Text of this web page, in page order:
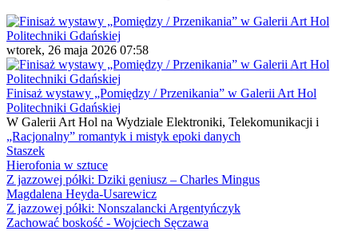
wtorek, 26 maja 2026 07:58
Finisaż wystawy „Pomiędzy / Przenikania” w Galerii Art Hol
Politechniki Gdańskiej
W Galerii Art Hol na Wydziale Elektroniki, Telekomunikacji i
„Racjonalny” romantyk i mistyk epoki danych
Staszek
Hierofonia w sztuce
Z jazzowej półki: Dziki geniusz – Charles Mingus
Magdalena Heyda-Usarewicz
Z jazzowej półki: Nonszalancki Argentyńczyk
Zachować boskość - Wojciech Sęczawa